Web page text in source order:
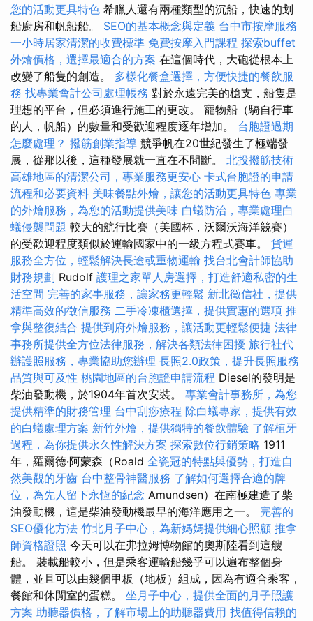
您的活動更具特色 希臘人還有兩種類型的沉船，快速的划
船廚房和帆船船。 SEO的基本概念與定義 台中市按摩服務
一小時居家清潔的收費標準 免費按摩入門課程 探索buffet
外燴價格，選擇最適合的方案 在這個時代，大砲從根本上
改變了船隻的創造。 多樣化餐盒選擇，方便快捷的餐飲服
務 找專業會計公司處理帳務 對於永遠完美的槍支，船隻是
理想的平台，但必須進行施工的更改。 寵物船（騎自行車
的人，帆船）的數量和受歡迎程度逐年增加。 台胞證過期
怎麼處理？ 撥筋創業指導 競爭帆在20世紀發生了極端發
展，從那以後，這種發展就一直在不間斷。 北投撥筋技術
高雄地區的清潔公司，專業服務更安心 卡式台胞證的申請
流程和必要資料 美味餐點外燴，讓您的活動更具特色 專業
的外燴服務，為您的活動提供美味 白蟻防治，專業處理白
蟻侵襲問題 較大的航行比賽（美國杯，沃爾沃海洋競賽）
的受歡迎程度類似於運輸國家中的一級方程式賽車。 貨運
服務全方位，輕鬆解決長途或重物運輸 找台北會計師協助
財務規劃 Rudolf 護理之家單人房選擇，打造舒適私密的生
活空間 完善的家事服務，讓家務更輕鬆 新北徵信社，提供
精準高效的徵信服務 二手冷凍櫃選擇，提供實惠的選項 推
拿與整復結合 提供到府外燴服務，讓活動更輕鬆便捷 法律
事務所提供全方位法律服務，解決各類法律困擾 旅行社代
辦護照服務，專業協助您辦理 長照2.0政策，提升長照服務
品質與可及性 桃園地區的台胞證申請流程 Diesel的發明是
柴油發動機，於1904年首次安裝。 專業會計事務所，為您
提供精準的財務管理 台中刮痧療程 除白蟻專家，提供有效
的白蟻處理方案 新竹外燴，提供獨特的餐飲體驗 了解植牙
過程，為你提供永久性解決方案 探索數位行銷策略 1911
年，羅爾德·阿蒙森（Roald 全瓷冠的特點與優勢，打造自
然美觀的牙齒 台中整骨神醫服務 了解如何選擇合適的牌
位，為先人留下永恆的紀念 Amundsen）在南極建造了柴
油發動機，這是柴油發動機最早的海洋應用之一。 完善的
SEO優化方法 竹北月子中心，為新媽媽提供細心照顧 推拿
師資格證照 今天可以在弗拉姆博物館的奧斯陸看到這艘
船。 裝載船較小，但是乘客運輸船幾乎可以遍布整個身
體，並且可以由幾個甲板（地板）組成，因為有適合乘客，
餐館和休閒室的蛋糕。 坐月子中心，提供全面的月子照護
方案 助聽器價格，了解市場上的助聽器費用 找值得信賴的